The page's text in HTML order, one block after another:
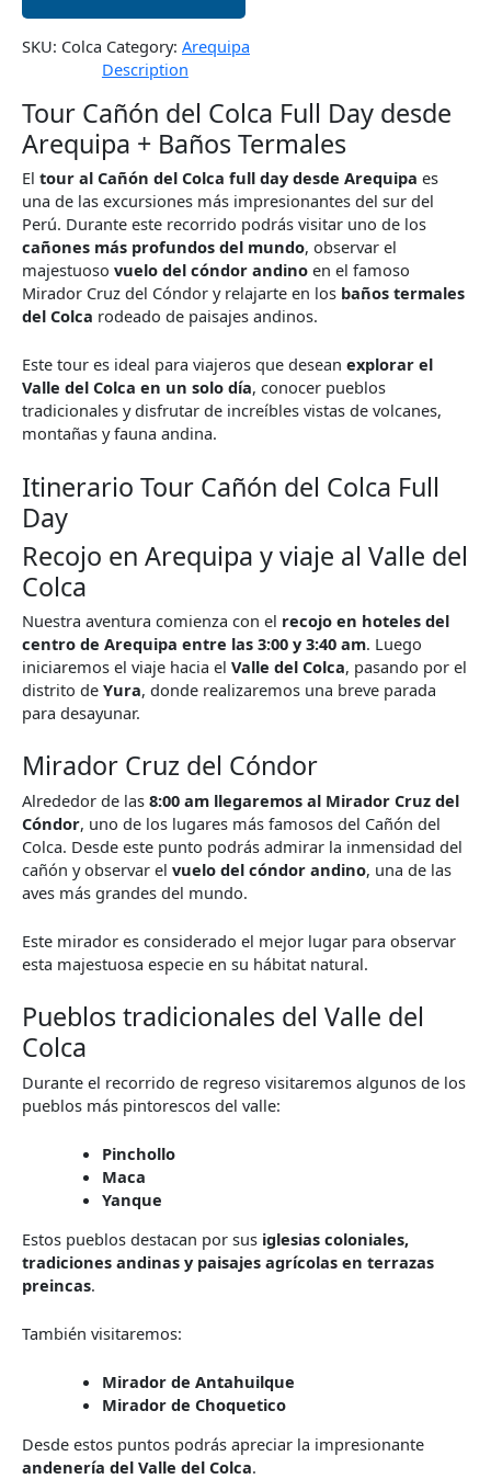
SKU: Colca Category: Arequipa
Description
Tour Cañón del Colca Full Day desde
Arequipa + Baños Termales
El tour al Cañón del Colca full day desde Arequipa es
una de las excursiones más impresionantes del sur del
Perú. Durante este recorrido podrás visitar uno de los
cañones más profundos del mundo, observar el
majestuoso vuelo del cóndor andino en el famoso
Mirador Cruz del Cóndor y relajarte en los baños termales
del Colca rodeado de paisajes andinos.
Este tour es ideal para viajeros que desean explorar el
Valle del Colca en un solo día, conocer pueblos
tradicionales y disfrutar de increíbles vistas de volcanes,
montañas y fauna andina.
Itinerario Tour Cañón del Colca Full
Day
Recojo en Arequipa y viaje al Valle del
Colca
Nuestra aventura comienza con el recojo en hoteles del
centro de Arequipa entre las 3:00 y 3:40 am. Luego
iniciaremos el viaje hacia el Valle del Colca, pasando por el
distrito de Yura, donde realizaremos una breve parada
para desayunar.
Mirador Cruz del Cóndor
Alrededor de las 8:00 am llegaremos al Mirador Cruz del
Cóndor, uno de los lugares más famosos del Cañón del
Colca. Desde este punto podrás admirar la inmensidad del
cañón y observar el vuelo del cóndor andino, una de las
aves más grandes del mundo.
Este mirador es considerado el mejor lugar para observar
esta majestuosa especie en su hábitat natural.
Pueblos tradicionales del Valle del
Colca
Durante el recorrido de regreso visitaremos algunos de los
pueblos más pintorescos del valle:
Pinchollo
Maca
Yanque
Estos pueblos destacan por sus iglesias coloniales,
tradiciones andinas y paisajes agrícolas en terrazas
preincas.
También visitaremos:
Mirador de Antahuilque
Mirador de Choquetico
Desde estos puntos podrás apreciar la impresionante
andenería del Valle del Colca.